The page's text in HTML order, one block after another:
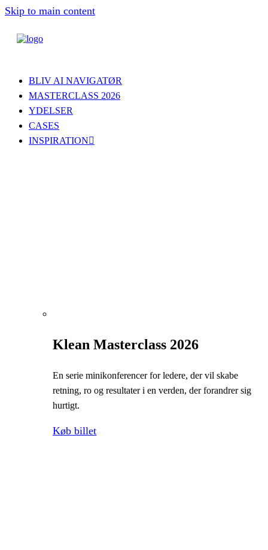
Skip to main content
BLIV AI NAVIGATØR
MASTERCLASS 2026
YDELSER
CASES
INSPIRATION
Klean Masterclass 2026
En serie minikonferencer for ledere, der vil skabe
retning, ro og resultater i en verden, der forandrer sig
hurtigt.
Køb billet